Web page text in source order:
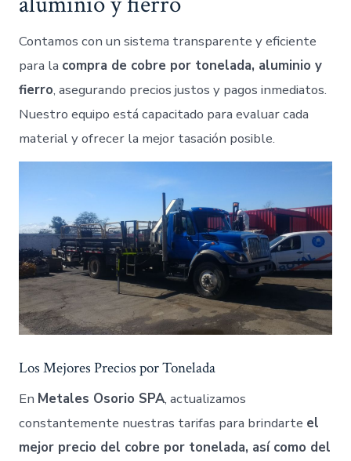
Contamos con un sistema transparente y eficiente
para la compra de cobre por tonelada, aluminio y
fierro, asegurando precios justos y pagos inmediatos.
Nuestro equipo está capacitado para evaluar cada
material y ofrecer la mejor tasación posible.
Los Mejores Precios por Tonelada
En Metales Osorio SPA, actualizamos
constantemente nuestras tarifas para brindarte el
mejor precio del cobre por tonelada, así como del